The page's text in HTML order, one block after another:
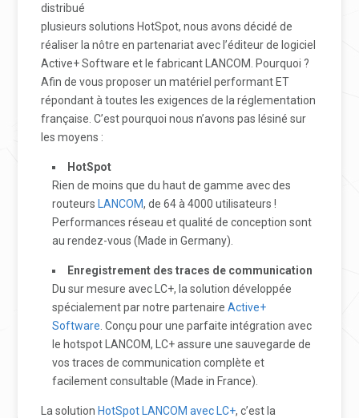
distribué
plusieurs solutions HotSpot, nous avons décidé de
réaliser la nôtre en partenariat avec l’éditeur de logiciel
Active+ Software et le fabricant LANCOM. Pourquoi ?
Afin de vous proposer un matériel performant ET
répondant à toutes les exigences de la réglementation
française. C’est pourquoi nous n’avons pas lésiné sur
les moyens :
HotSpot
Rien de moins que du haut de gamme avec des
routeurs
LANCOM, de 64 à 4000 utilisateurs !
Performances réseau et qualité de conception sont
au rendez-vous (Made in Germany).
Enregistrement des traces de communication
Du sur mesure avec LC+, la solution développée
spécialement par notre partenaireActive+
Software . Conçu pour une parfaite intégration avec
le hotspot LANCOM, LC+ assure une sauvegarde de
vos traces de communication complète et
facilement consultable (Made in France).
La solution HotSpot LANCOM avec LC+, c’est la